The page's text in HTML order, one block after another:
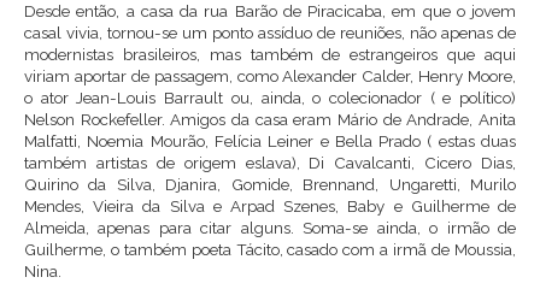
Desde então, a casa da rua Barão de Piracicaba, em que o jovem
casal vivia, tornou-se um ponto assíduo de reuniões, não apenas de
modernistas brasileiros, mas também de estrangeiros que aqui
viriam aportar de passagem, como Alexander Calder, Henry Moore,
o ator Jean-Louis Barrault ou, ainda, o colecionador ( e político)
Nelson Rockefeller. Amigos da casa eram Mário de Andrade, Anita
Malfatti, Noemia Mourão, Felícia Leiner e Bella Prado ( estas duas
também artistas de origem eslava), Di Cavalcanti, Cicero Dias,
Quirino da Silva, Djanira, Gomide, Brennand, Ungaretti, Murilo
Mendes, Vieira da Silva e Arpad Szenes, Baby e Guilherme de
Almeida, apenas para citar alguns. Soma-se ainda, o irmão de
Guilherme, o também poeta Tácito, casado com a irmã de Moussia,
Nina.